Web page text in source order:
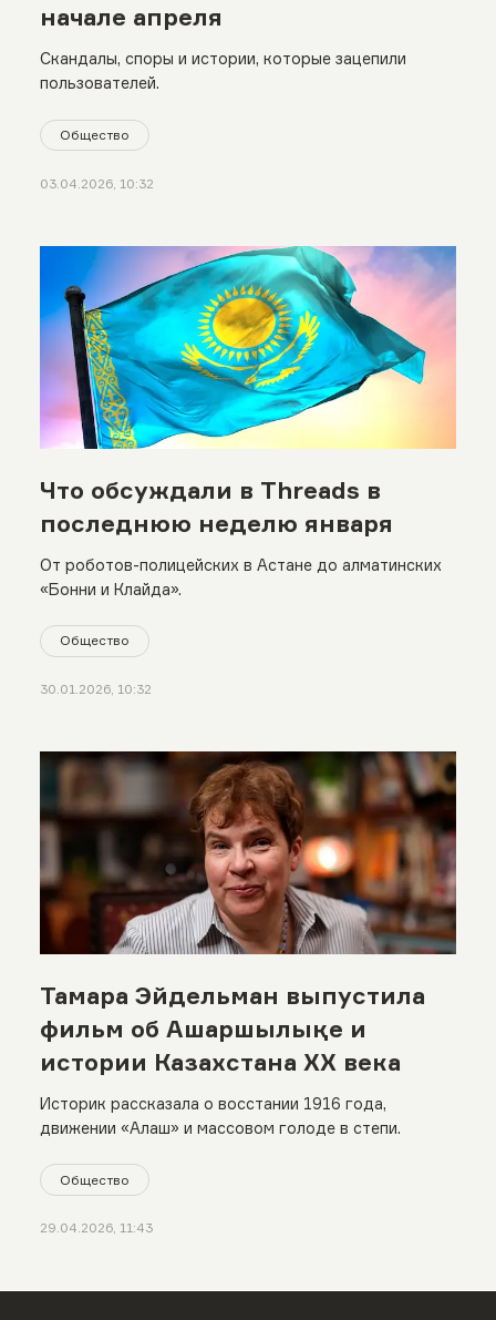
начале апреля
Скандалы, споры и истории, которые зацепили
пользователей.
Общество
03.04.2026, 10:32
Что обсуждали в Threads в
последнюю неделю января
От роботов-полицейских в Астане до алматинских
«Бонни и Клайда».
Общество
30.01.2026, 10:32
Тамара Эйдельман выпустила
фильм об Ашаршылықе и
истории Казахстана XX века
Историк рассказала о восстании 1916 года,
движении «Алаш» и массовом голоде в степи.
Общество
29.04.2026, 11:43